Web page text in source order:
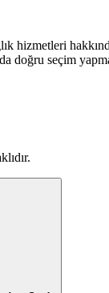
hizmetleri
doğru seçim